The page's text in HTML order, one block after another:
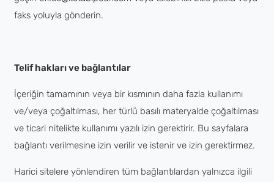
faks yoluyla gönderin.
Telif hakları ve bağlantılar
İçeriğin tamamının veya bir kısmının daha fazla kullanımı
ve/veya çoğaltılması, her türlü basılı materyalde çoğaltılması
ve ticari nitelikte kullanımı yazılı izin gerektirir. Bu sayfalara
bağlantı verilmesine izin verilir ve istenir ve izin gerektirmez.
Harici sitelere yönlendiren tüm bağlantılardan yalnızca ilgili